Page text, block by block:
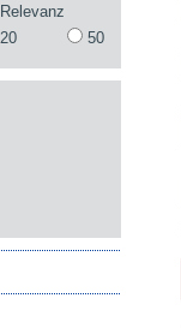
Relevanz
20 50